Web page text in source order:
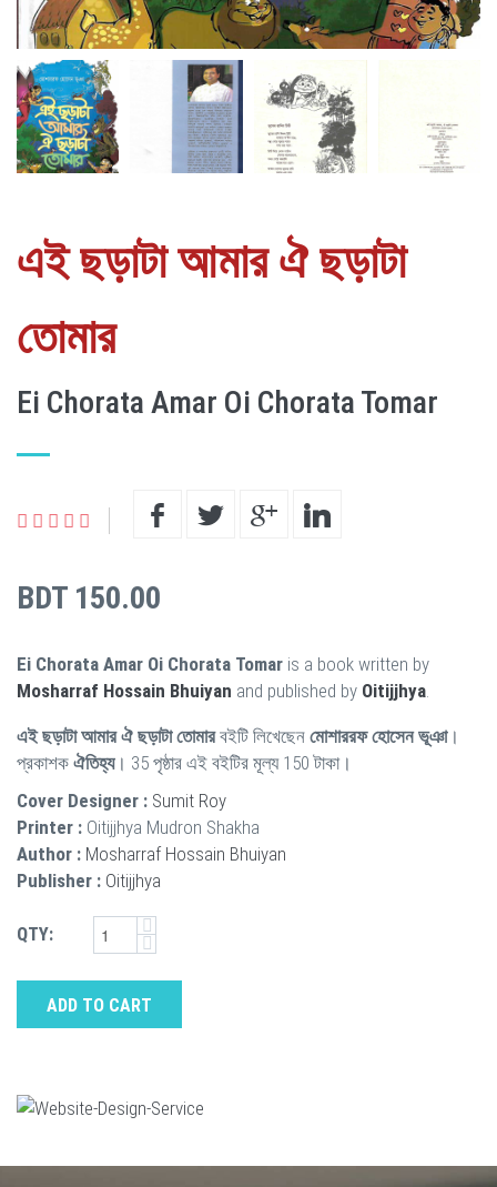
এই ছড়াটা আমার ঐ ছড়াটা
তোমার
Ei Chorata Amar Oi Chorata Tomar
BDT 150.00
Ei Chorata Amar Oi Chorata Tomar is a book written by
Mosharraf Hossain Bhuiyan and published by Oitijjhya
এই ছড়াটা আমার ঐ ছড়াটা তোমারবইটি লিখেছেন মোশাররফ হোসেন ভূঞা।
প্রকাশক ঐতিহ্য। 35 পৃষ্ঠার এই বইটির মূল্য 150 টাকা।
Cover Designer : Sumit Roy
Printer : Oitijjhya Mudron Shakha
Author : Mosharraf Hossain Bhuiyan
Publisher : Oitijjhya
QTY:
ADD TO CART